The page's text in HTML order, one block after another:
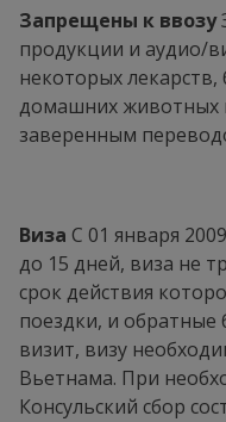
Запрещены к ввозу
продукции и аудио/
некоторых
домашних животных
заверенным
Виза С 01 января
до 15 дней, виза не
срок действия
поездки, и обратные
визит, визу
Вьетнама. При
Консульский сбор